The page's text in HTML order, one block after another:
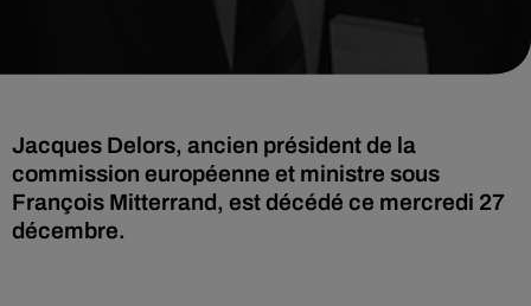
Jacques Delors, ancien président de la
commission européenne et ministre sous
François Mitterrand, est décédé ce mercredi 27
décembre.